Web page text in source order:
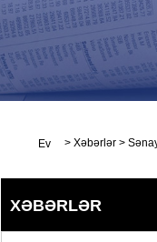
Ev > Xəbərlər >
XƏBƏRLƏR